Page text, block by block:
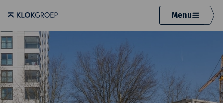
Menu